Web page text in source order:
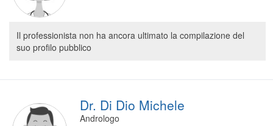
Planner e rubrica in cloud
Segreteria virtuale
Il professionista non ha ancora ultimato la compilazione del
suo profilo pubblico
Dr. Di Dio Michele
Andrologo